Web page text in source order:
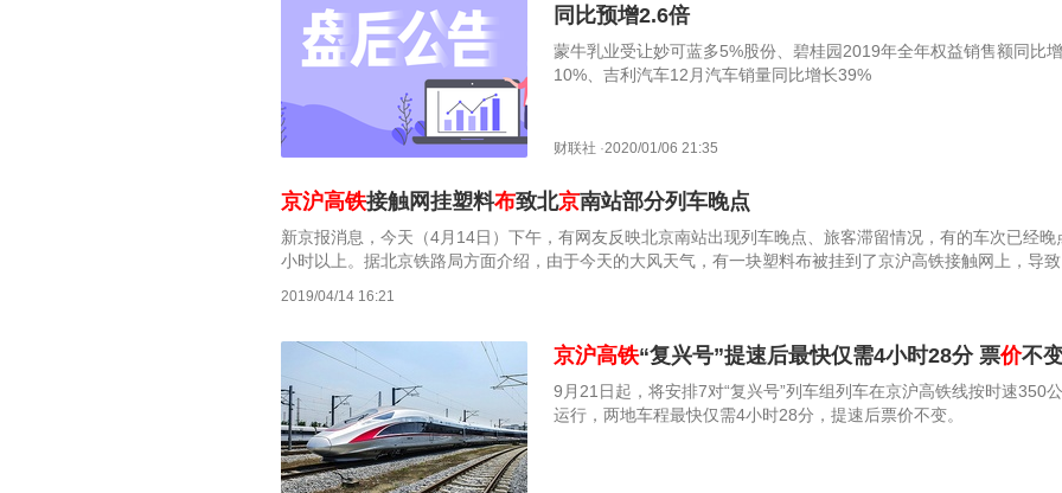
同比预增2.6倍
蒙牛乳业受让妙可蓝多5%股份、碧桂园2019年全年权益销售额同比
10%、吉利汽车12月汽车销量同比增长39%
财联社 ·2020/01/06 21:35
京沪高铁接触网挂塑料布致北京南站部分列车晚点
新京报消息，今天（4月14日）下午，有网友反映北京南站出现列车晚点、旅客滞留情况，有的车次已经晚
小时以上。据北京铁路局方面介绍，由于今天的大风天气，有一块塑料布被挂到了京沪高铁接触网上，导致
2019/04/14 16:21
京沪高铁“复兴号”提速后最快仅需4小时28分 票价不
9月21日起，将安排7对“复兴号”列车组列车在京沪高铁线按时速350
运行，两地车程最快仅需4小时28分，提速后票价不变。